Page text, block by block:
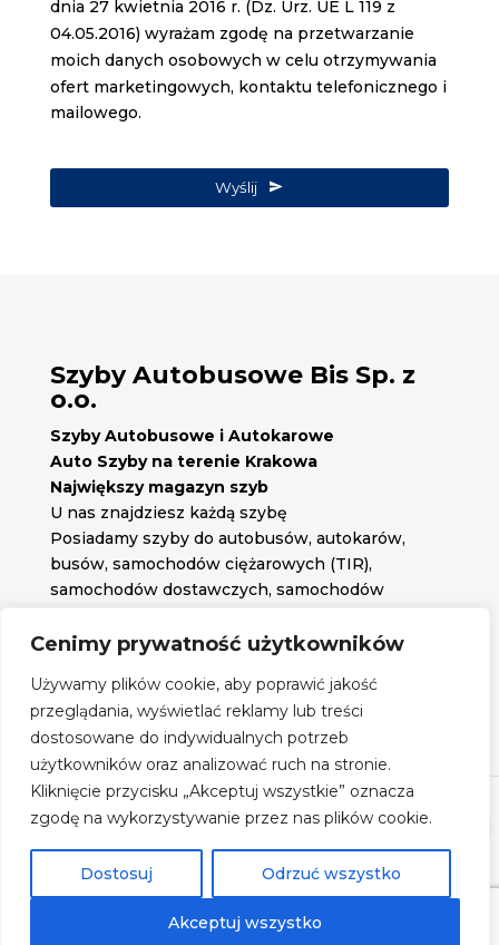
Cenimy prywatność użytkowników
Używamy plików cookie, aby poprawić jakość
przeglądania, wyświetlać reklamy lub treści
dostosowane do indywidualnych potrzeb
użytkowników oraz analizować ruch na stronie.
Kliknięcie przycisku „Akceptuj wszystkie” oznacza
zgodę na wykorzystywanie przez nas plików cookie.
Dostosuj Odrzuć wszystko
Akceptuj wszystko
dnia 27 kwietnia 2016 r. (Dz. Urz. UE L 119 z
04.05.2016) wyrażam zgodę na przetwarzanie
moich danych osobowych w celu otrzymywania
ofert marketingowych, kontaktu telefonicznego i
mailowego.
Wyślij
Szyby Autobusowe Bis Sp. z
o.o.
Szyby Autobusowe i Autokarowe
Auto Szyby na terenie Krakowa
Największy magazyn szyb
U nas znajdziesz każdą szybę
Posiadamy szyby do autobusów, autokarów,
busów, samochodów ciężarowych (TIR),
samochodów dostawczych, samochodów
potrzebujesz.
Znajdź nas na: 
Obserwuj nas na:
Regulamin zakupów
Szyby Autobusowe- 2026| Realizacja: www.woh.group
Rozwiązania technologiczne:iSerwer.pl